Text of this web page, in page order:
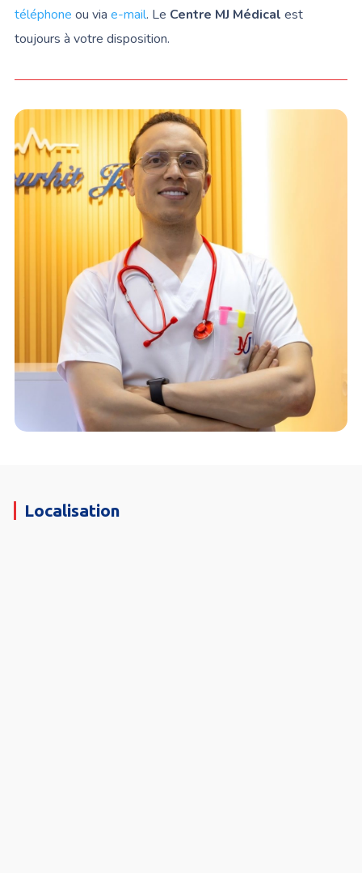
téléphone ou via e-mail. Le Centre MJ Médical est
toujours à votre disposition.
Localisation